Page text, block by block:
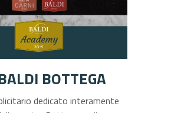
BOTTEGA
dedicato interamente